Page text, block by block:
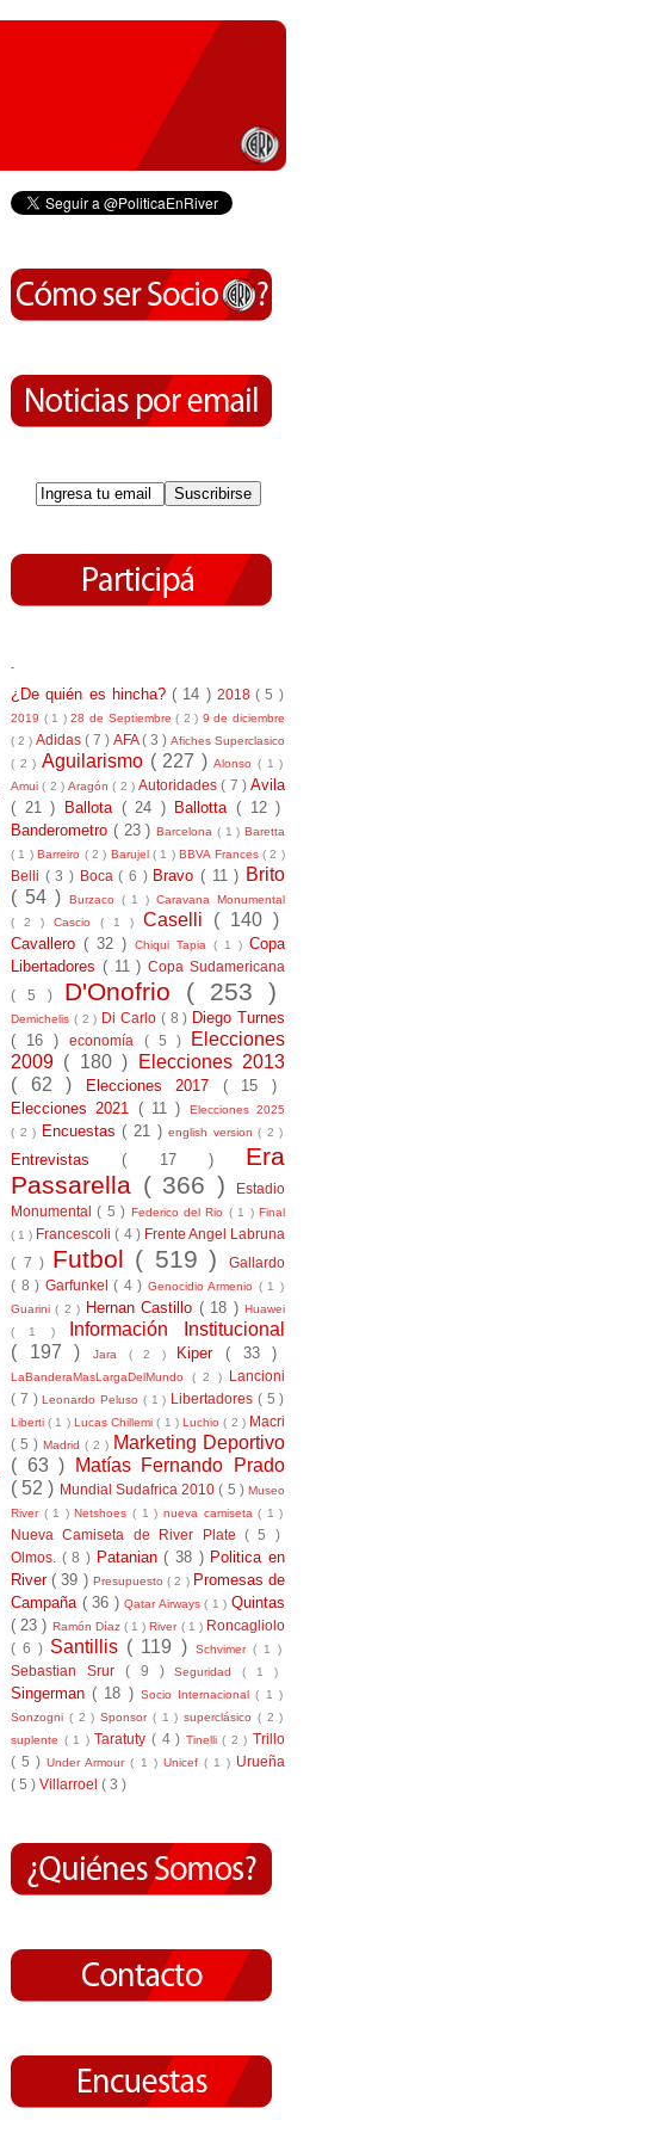
-
¿De quién es hincha?( 14 ) 2018( 5 )
2019 ( 1 )28 de Septiembre( 2 ) 9 de diciembre
( 2 ) Adidas ( 7 ) AFA( 3 ) Afiches Superclasico
( 2 ) Aguilarismo ( 227 )Alonso( 1 )
Amui( 2 ) Aragón( 2 ) Autoridades( 7 ) Avila
( 21 )
Ballota ( 24 ) Ballotta( 12 )
Banderometro ( 23 ) Barcelona ( 1 ) Baretta
( 1 )Barreiro ( 2 ) Barujel ( 1 )BBVA Frances ( 2 )
Belli ( 3 ) Boca( 6 ) Bravo( 11 ) Brito
( 54 )
Burzaco ( 1 )Caravana Monumental
( 2 ) Cascio ( 1 ) Caselli ( 140 )
Cavallero ( 32 ) Chiqui Tapia ( 1 ) Copa
Libertadores ( 11 )Copa Sudamericana
( 5 ) D'Onofrio ( 253 )
Demichelis ( 2 ) Di Carlo ( 8 ) Diego Turnes
( 16 )economía ( 5 )
Elecciones
2009 ( 180 )
Elecciones 2013
( 62 )
Elecciones 2017 ( 15 )
Elecciones 2021 ( 11 )
Elecciones 2025
( 2 )
Encuestas( 21 )english version( 2 )
Entrevistas( 17 ) Era
Passarella ( 366 )
Estadio
Monumental( 5 ) Federico del Rio ( 1 )Final
( 1 ) Francescoli( 4 ) Frente Angel Labruna
( 7 ) Futbol ( 519 )Gallardo
( 8 ) Garfunkel ( 4 ) Genocidio Armenio ( 1 )
Guarini( 2 ) Hernan Castillo ( 18 )Huawei
( 1 )
Información Institucional
( 197 )
Jara ( 2 ) Kiper( 33 )
LaBanderaMasLargaDelMundo ( 2 ) Lancioni
( 7 )Leonardo Peluso ( 1 ) Libertadores ( 5 )
Liberti( 1 ) Lucas Chillemi( 1 )Luchio( 2 ) Macri
( 5 ) Madrid ( 2 ) Marketing Deportivo
( 63 )
Matías Fernando Prado
( 52 ) Mundial Sudafrica 2010( 5 )Museo
River ( 1 )Netshoes( 1 ) nueva camiseta( 1 )
Nueva Camiseta de River Plate ( 5 )
Olmos. ( 8 ) Patanian( 38 ) Politica en
River( 39 ) Presupuesto( 2 ) Promesas de
Campaña ( 36 )Qatar Airways( 1 )Quintas
( 23 ) Ramón Díaz ( 1 )River ( 1 ) Roncagliolo
( 6 ) Santillis ( 119 ) Schvimer ( 1 )
Sebastian Srur ( 9 )Seguridad( 1 )
Singerman( 18 ) Socio Internacional( 1 )
Sonzogni ( 2 ) Sponsor ( 1 ) superclásico ( 2 )
suplente ( 1 ) Taratuty ( 4 ) Tinelli( 2 ) Trillo
( 5 )Under Armour( 1 ) Unicef ( 1 ) Urueña
( 5 ) Villarroel ( 3 )